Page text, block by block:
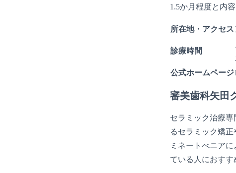
1.5か月程度と内
所在地・アクセス
診療時間
公式ホームページ
審美歯科矢田
セラミック治療
るセラミック矯
ミネートべニア
ている人におすす